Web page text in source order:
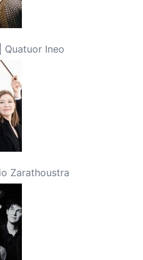
Ineo
Zarathoustra